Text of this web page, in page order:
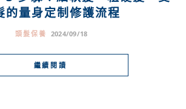
的量身定制修護流程
頭髮保養 2024/09/18
繼續閱讀